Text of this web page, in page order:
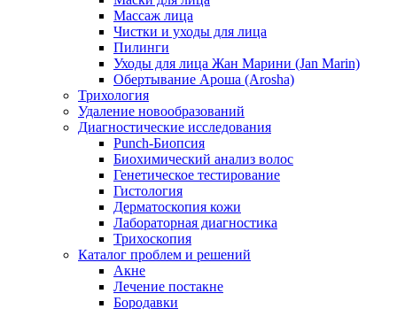
Массаж лица
Чистки и уходы для лица
Пилинги
Уходы для лица Жан Марини (Jan Marin)
Обертывание Ароша (Arosha)
Трихология
Удаление новообразований
Диагностические исследования
Punch-Биопсия
Биохимический анализ волос
Генетическое тестирование
Гистология
Дерматоскопия кожи
Лабораторная диагностика
Трихоскопия
Каталог проблем и решений
Акне
Лечение постакне
Бородавки